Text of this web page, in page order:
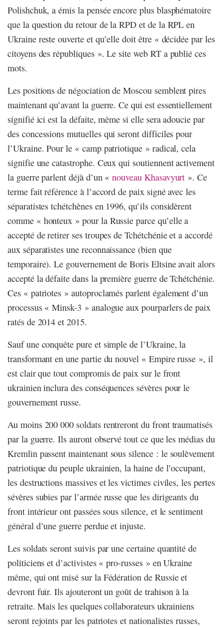
Polishchuk, a émis la pensée encore plus blasphématoire
que la question du retour de la RPD et de la RPL en
Ukraine reste ouverte et qu’elle doit être « décidée par les
citoyens des républiques ». Le site web RT a publié ces
mots.
Les positions de négociation de Moscou semblent pires
maintenant qu’avant la guerre. Ce qui est essentiellement
signifié ici est la défaite, même si elle sera adoucie par
des concessions mutuelles qui seront difficiles pour
l’Ukraine. Pour le « camp patriotique » radical, cela
signifie une catastrophe. Ceux qui soutiennent activement
la guerre parlent déjà d’un «nouveau Khasavyurt ». Ce
terme fait référence à l’accord de paix signé avec les
séparatistes tchétchènes en 1996, qu’ils considèrent
comme « honteux » pour la Russie parce qu’elle a
accepté de retirer ses troupes de Tchétchénie et a accordé
aux séparatistes une reconnaissance (bien que
temporaire). Le gouvernement de Boris Eltsine avait alors
accepté la défaite dans la première guerre de Tchétchénie.
Ces « patriotes » autoproclamés parlent également d’un
processus « Minsk-3 » analogue aux pourparlers de paix
ratés de 2014 et 2015.
Sauf une conquête pure et simple de l’Ukraine, la
transformant en une partie du nouvel « Empire russe », il
est clair que tout compromis de paix sur le front
ukrainien inclura des conséquences sévères pour le
gouvernement russe.
Au moins 200 000 soldats rentreront du front traumatisés
par la guerre. Ils auront observé tout ce que les médias du
Kremlin passent maintenant sous silence : le soulèvement
patriotique du peuple ukrainien, la haine de l’occupant,
les destructions massives et les victimes civiles, les pertes
sévères subies par l’armée russe que les dirigeants du
front intérieur ont passées sous silence, et le sentiment
général d’une guerre perdue et injuste.
Les soldats seront suivis par une certaine quantité de
politiciens et d’activistes « pro-russes » en Ukraine
même, qui ont misé sur la Fédération de Russie et
devront fuir. Ils ajouteront un goût de trahison à la
retraite. Mais les quelques collaborateurs ukrainiens
seront rejoints par les patriotes et nationalistes russes,